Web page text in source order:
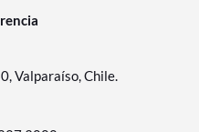
Valparaíso, Chile.